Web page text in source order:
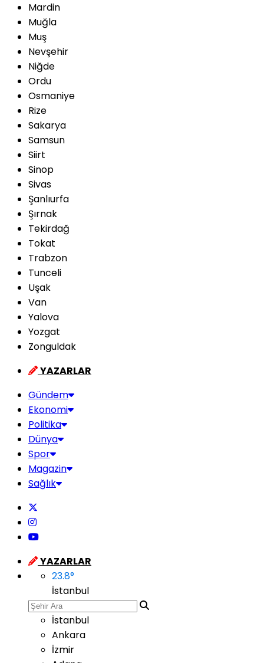
Mardin
Muğla
Muş
Nevşehir
Niğde
Ordu
Osmaniye
Rize
Sakarya
Samsun
Siirt
Sinop
Sivas
Şanlıurfa
Şırnak
Tekirdağ
Tokat
Trabzon
Tunceli
Uşak
Van
Yalova
Yozgat
Zonguldak
YAZARLAR
Gündem
Ekonomi
Politika
Dünya
Spor
Magazin
Sağlık
YAZARLAR
23.8°
İstanbul
İstanbul
Ankara
İzmir